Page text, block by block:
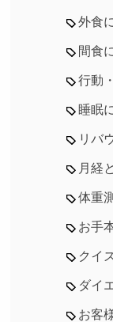
外食
間食
行動
睡眠
リバ
月経
体重
お手
クイ
ダイ
お客